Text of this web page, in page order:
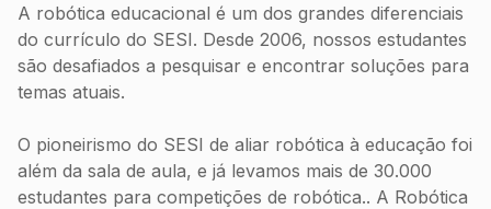
A robótica educacional é um dos grandes diferenciais
do currículo do SESI. Desde 2006, nossos estudantes
são desafiados a pesquisar e encontrar soluções para
temas atuais.
O pioneirismo do SESI de aliar robótica à educação foi
além da sala de aula, e já levamos mais de 30.000
estudantes para competições de robótica.. A Robótica